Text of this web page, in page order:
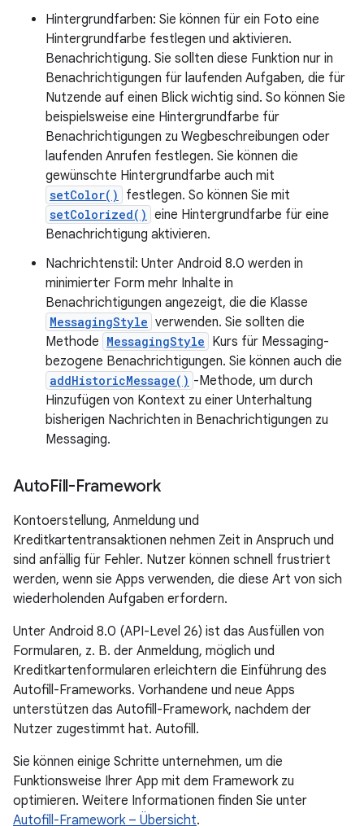
Hintergrundfarben: Sie können für ein Foto eine
Hintergrundfarbe festlegen und aktivieren.
Benachrichtigung. Sie sollten diese Funktion nur in
Benachrichtigungen für laufenden Aufgaben, die für
Nutzende auf einen Blick wichtig sind. So können Sie
beispielsweise eine Hintergrundfarbe für
Benachrichtigungen zu Wegbeschreibungen oder
laufenden Anrufen festlegen. Sie können die
gewünschte Hintergrundfarbe auch mit
setColor() festlegen. So können Sie mit
setColorized() eine Hintergrundfarbe für eine
Benachrichtigung aktivieren.
Nachrichtenstil: Unter Android 8.0 werden in
minimierter Form mehr Inhalte in
Benachrichtigungen angezeigt, die die Klasse
MessagingStyle verwenden. Sie sollten die
Methode MessagingStyle Kurs für Messaging-
bezogene Benachrichtigungen. Sie können auch die
addHistoricMessage() -Methode, um durch
Hinzufügen von Kontext zu einer Unterhaltung
bisherigen Nachrichten in Benachrichtigungen zu
Messaging.
AutoFill-Framework
Kontoerstellung, Anmeldung und
Kreditkartentransaktionen nehmen Zeit in Anspruch und
sind anfällig für Fehler. Nutzer können schnell frustriert
werden, wenn sie Apps verwenden, die diese Art von sich
wiederholenden Aufgaben erfordern.
Unter Android 8.0 (API-Level 26) ist das Ausfüllen von
Formularen, z. B. der Anmeldung, möglich und
Kreditkartenformularen erleichtern die Einführung des
Autofill-Frameworks. Vorhandene und neue Apps
unterstützen das Autofill-Framework, nachdem der
Nutzer zugestimmt hat. Autofill.
Sie können einige Schritte unternehmen, um die
Funktionsweise Ihrer App mit dem Framework zu
optimieren. Weitere Informationen finden Sie unter
Autofill-Framework – Übersicht.